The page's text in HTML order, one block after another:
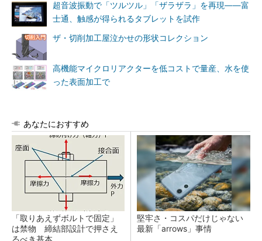
超音波振動で「ツルツル」「ザラザラ」を再現――富
士通、触感が得られるタブレットを試作
ザ・切削加工屋泣かせの形状コレクション
高機能マイクロリアクターを低コストで量産、水を使
った表面加工で
あなたにおすすめ
「取りあえずボルトで固定」
は禁物 締結部設計で押さえ
るべき基本
堅牢さ・コスパだけじゃない
最新「arrows」事情